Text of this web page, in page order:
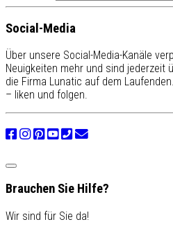
Social-Media
Über unsere Social-Media-Kanäle
Neuigkeiten mehr und sind jederzeit
die Firma Lunatic auf dem
– liken und folgen.
Brauchen Sie Hilfe?
Wir sind für Sie da!